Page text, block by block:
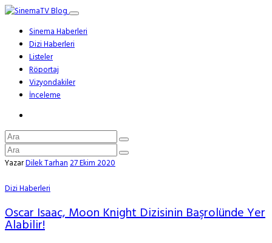
Sinema Haberleri
Dizi Haberleri
Listeler
Röportaj
Vizyondakiler
İnceleme
YazarDilek Tarhan27 Ekim 2020
Dizi Haberleri
Oscar Isaac, Moon Knight Dizisinin Başrolünde Yer
Alabilir!